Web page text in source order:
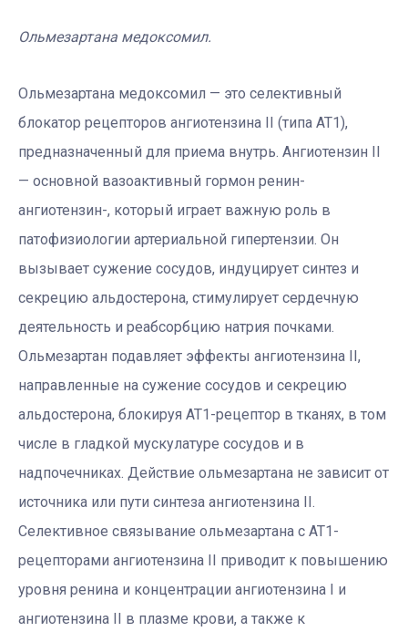
Ольмезартана медоксомил.
Ольмезартана медоксомил — это селективный
блокатор рецепторов ангиотензина II (типа AT1),
предназначенный для приема внутрь. Ангиотензин II
— основной вазоактивный гормон ренин-
ангиотензин-, который играет важную роль в
патофизиологии артериальной гипертензии. Он
вызывает сужение сосудов, индуцирует синтез и
секрецию альдостерона, стимулирует сердечную
деятельность и реабсорбцию натрия почками.
Ольмезартан подавляет эффекты ангиотензина II,
направленные на сужение сосудов и секрецию
альдостерона, блокируя AT1-рецептор в тканях, в том
числе в гладкой мускулатуре сосудов и в
надпочечниках. Действие ольмезартана не зависит от
источника или пути синтеза ангиотензина II.
Селективное связывание ольмезартана с AT1-
рецепторами ангиотензина II приводит к повышению
уровня ренина и концентрации ангиотензина I и
ангиотензина II в плазме крови, а также к